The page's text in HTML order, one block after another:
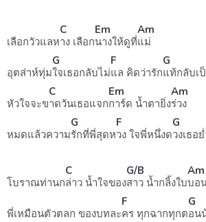
เลือกวัวแลห
C
าง เลือก
Em
นางให้ดูที่
Am
แม่
อุตส่าห์ทุ่ม
G
ใจเธอกลับไม่
F
แล คิดว่ารัก
G
แท้กลับเ
หัวใจจะข
C
าดวันเธอแจก
Em
การ์ด น้ำตายิ่ง
Am
ร่วง
หมดแล้วความ
G
รักที่พี่สุดห
F
วง ใจพี่หนึ่งด
G
วงเธอ
โบราณท่านก
C
ล่าว น้ำใจของ
G/B
สาว น้ำกลิ้งใบ
Am
บอ
พี่เหมือนตัวตลก ของบทละ
F
คร ทุกฉากทุกต
G
อน